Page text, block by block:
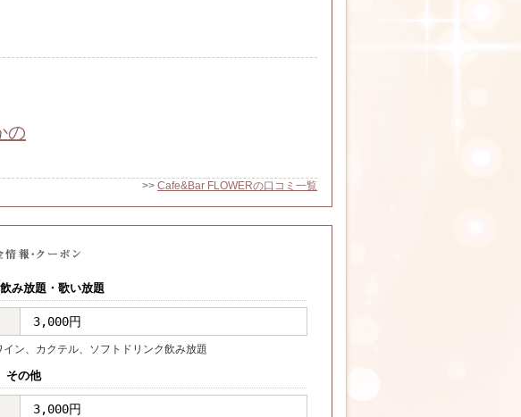
の
>> Cafe&Bar FLOWERの口コミ一覧
み放題・歌い放題
3,000円
ン、カクテル、ソフトドリンク飲み放題
その他
3,000円